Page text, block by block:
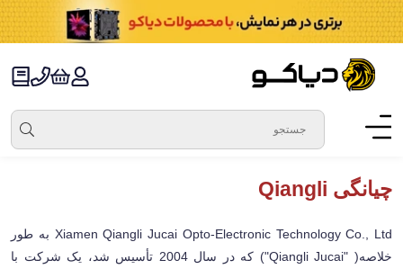
چیانگی Qiangli
Xiamen Qiangli Jucai Opto-Electronic Technology Co., Ltd به طور
خلاصه( "Qiangli Jucai") که در سال 2004 تأسیس شد، یک شرکت با